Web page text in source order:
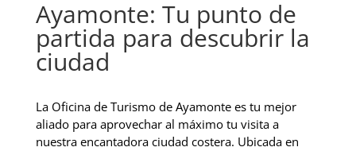
Ayamonte: Tu punto de
partida para descubrir la
ciudad
La Oficina de Turismo de Ayamonte es tu mejor
aliado para aprovechar al máximo tu visita a
nuestra encantadora ciudad costera. Ubicada en